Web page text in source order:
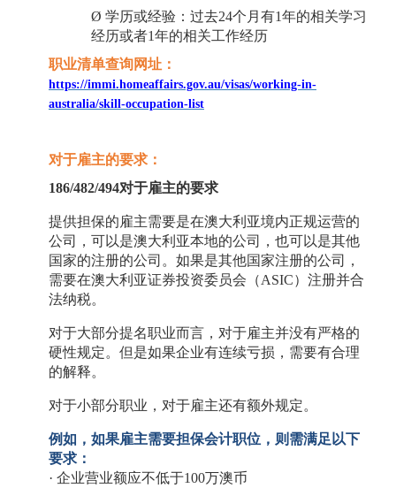
Ø 学历或经验：过去24个月有1年的相关学习
经历或者1年的相关工作经历
职业清单查询网址：
https://immi.homeaffairs.gov.au/visas/working-in-
australia/skill-occupation-list
对于雇主的要求：
186/482/494对于雇主的要求
提供担保的雇主需要是在澳大利亚境内正规运营的
公司，可以是澳大利亚本地的公司，也可以是其他
国家的注册的公司。如果是其他国家注册的公司，
需要在澳大利亚证券投资委员会（ASIC）注册并合
法纳税。
对于大部分提名职业而言，对于雇主并没有严格的
硬性规定。但是如果企业有连续亏损，需要有合理
的解释。
对于小部分职业，对于雇主还有额外规定。
例如，如果雇主需要担保会计职位，则需满足以下
要求：
· 企业营业额应不低于100万澳币